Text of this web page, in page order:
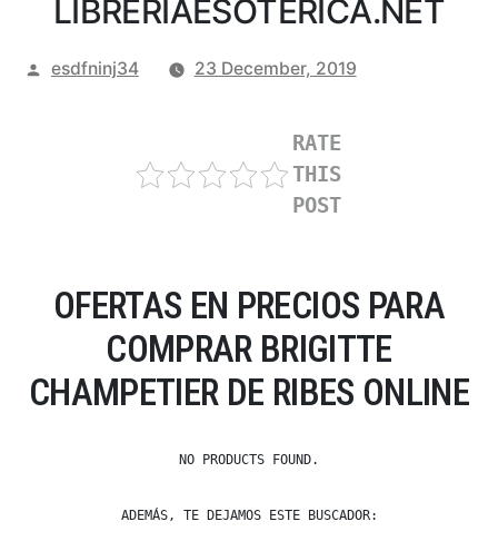
LIBRERIAESOTERICA.NET
Posted
esdfninj34 23 December, 2019
RATE
THIS
POST
OFERTAS EN PRECIOS PARA
COMPRAR BRIGITTE
CHAMPETIER DE RIBES ONLINE
NO PRODUCTS FOUND.
ADEMÁS, TE DEJAMOS ESTE BUSCADOR: